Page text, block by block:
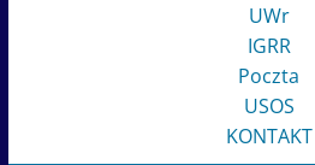
UWr
IGRR
Poczta
USOS
KONTAKT